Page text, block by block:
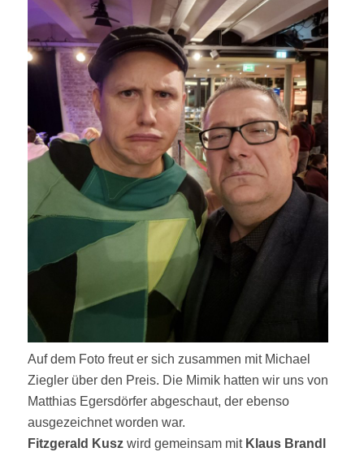
Auf dem Foto freut er sich zusammen mit Michael
Ziegler über den Preis. Die Mimik hatten wir uns von
Matthias Egersdörfer abgeschaut, der ebenso
ausgezeichnet worden war.
Fitzgerald Kusz wird gemeinsam mit Klaus Brandl